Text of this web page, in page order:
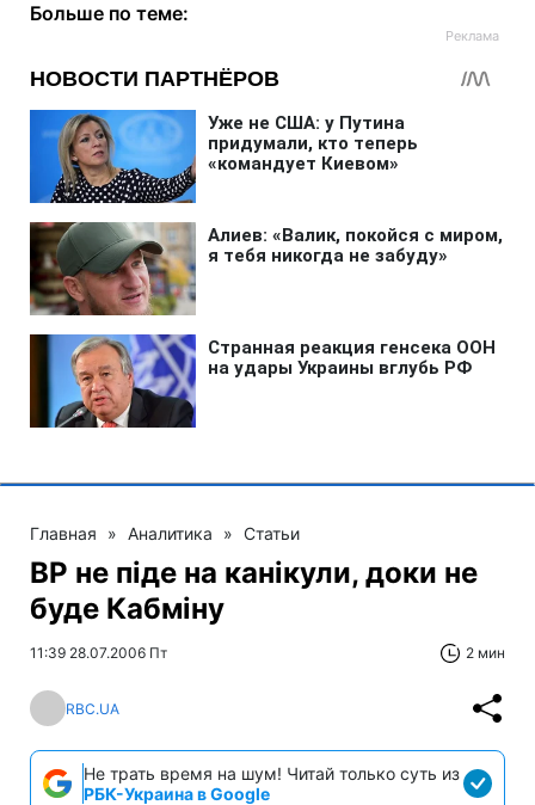
Больше по теме:
Главная » Аналитика » Статьи
ВР не піде на канікули, доки не
буде Кабміну
11:39 28.07.2006 Пт 2 мин
RBC.UA
Не трать время на шум! Читай только суть из
РБК-Украина в Google